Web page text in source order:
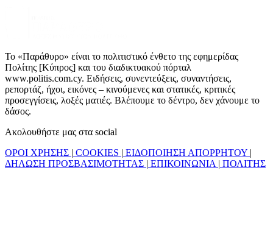
Το «Παράθυρο» είναι το πολιτιστικό ένθετο της εφημερίδας
Πολίτης [Κύπρος] και του διαδικτυακού πόρταλ
www.politis.com.cy. Ειδήσεις, συνεντεύξεις, συναντήσεις,
ρεπορτάζ, ήχοι, εικόνες – κινούμενες και στατικές, κριτικές
προσεγγίσεις, λοξές ματιές. Βλέπουμε το δέντρο, δεν χάνουμε το
δάσος.
Ακολουθήστε μας στα social
ΟΡΟΙ ΧΡΗΣΗΣ | COOKIES | ΕΙΔΟΠΟΙΗΣΗ ΑΠΟΡΡΗΤΟΥ |
ΔΗΛΩΣΗ ΠΡΟΣΒΑΣΙΜΟΤΗΤΑΣ | ΕΠΙΚΟΙΝΩΝΙΑ | ΠΟΛΙΤΗΣ